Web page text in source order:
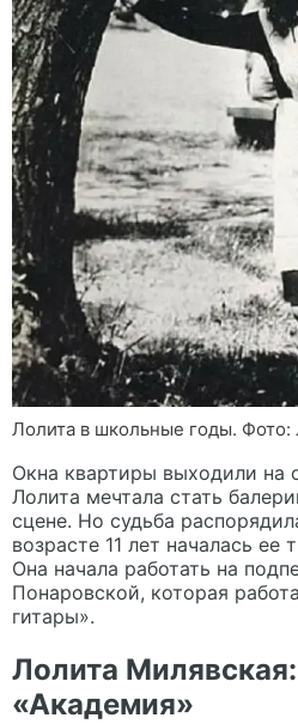
Лолита в школьные годы. Фото:
Окна квартиры выходили на
Лолита мечтала стать
сцене. Но судьба
возрасте 11 лет началась ее
Она начала работать на
Понаровской, которая
гитары».
Лолита
«Академия»